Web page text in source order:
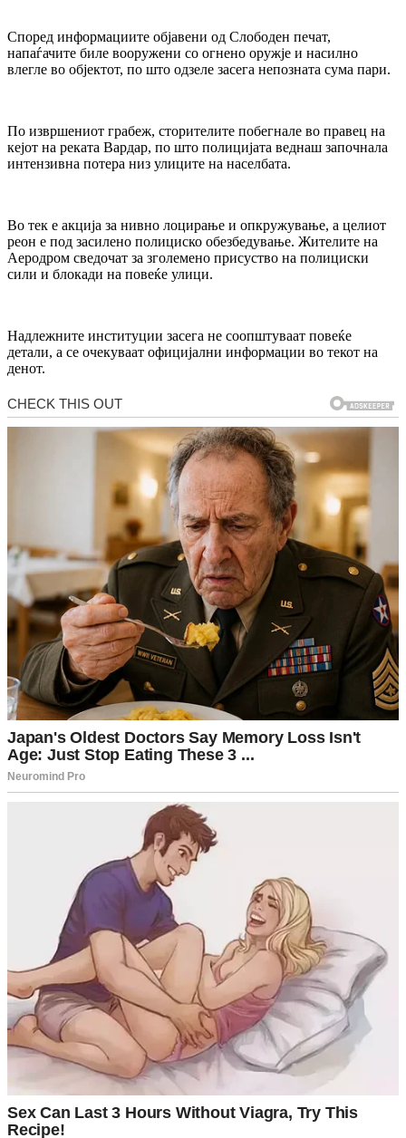
Според информациите објавени од Слободен печат,
напаѓачите биле вооружени со огнено оружје и насилно
влегле во објектот, по што одзеле засега непозната сума пари.
По извршениот грабеж, сторителите побегнале во правец на
кејот на реката Вардар, по што полицијата веднаш започнала
интензивна потера низ улиците на населбата.
Во тек е акција за нивно лоцирање и опкружување, а целиот
реон е под засилено полициско обезбедување. Жителите на
Аеродром сведочат за зголемено присуство на полициски
сили и блокади на повеќе улици.
Надлежните институции засега не соопштуваат повеќе
детали, а се очекуваат официјални информации во текот на
денот.